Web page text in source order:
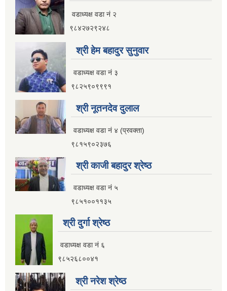
वडाध्यक्ष वडा नं २
९८४२७२९२४८
श्री हेम बहादुर सुनुवार
वडाध्यक्ष वडा नं ३
९८२५९०९९९१
श्री नूतनदेव दुलाल
वडाध्यक्ष वडा नं ४ (प्रवक्ता)
९८१५९०२३७६
श्री काजी बहादुर श्रेष्ठ
वडाध्यक्ष वडा नं ५
९८५१००११३५
श्री दुर्गा श्रेष्ठ
वडाध्यक्ष वडा नं ६
९८५२६८००४१
श्री नरेश श्रेष्ठ